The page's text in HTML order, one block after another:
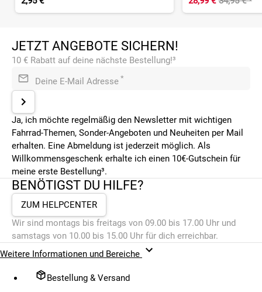
JETZT ANGEBOTE SICHERN!
10 € Rabatt auf deine nächste Bestellung!³
Deine E-Mail Adresse *
Ja, ich möchte regelmäßig den Newsletter mit wichtigen
Fahrrad-Themen, Sonder-Angeboten und Neuheiten per Mail
erhalten. Eine Abmeldung ist jederzeit möglich. Als
Willkommensgeschenk erhalte ich einen 10€-Gutschein für
meine erste Bestellung³.
BENÖTIGST DU HILFE?
ZUM HELPCENTER
Wir sind montags bis freitags von 09.00 bis 17.00 Uhr und
samstags von 10.00 bis 15.00 Uhr für dich erreichbar.
Weitere Informationen und Bereiche
Bestellung & Versand